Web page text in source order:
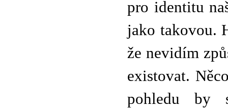
pro identitu
jako takovou.
že nevidím
existovat.
pohledu by